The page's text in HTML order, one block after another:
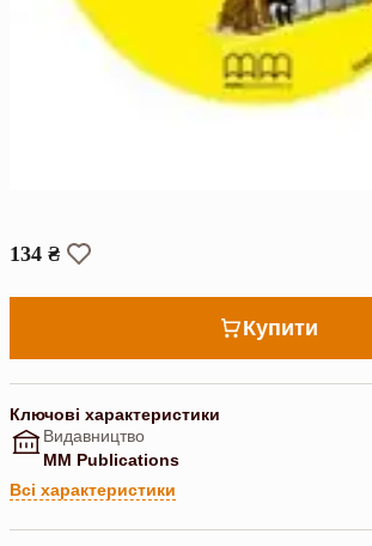
134 ₴
Купити
Ключові характеристики
Видавництво
MM Publications
Всі характеристики